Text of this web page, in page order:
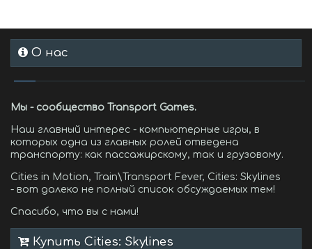
О нас
Мы - сообщество Transport Games.
Наш главный интерес - компьютерные игры, в
которых одна из главных ролей отведена
транспорту: как пассажирскому, так и грузовому.
Cities in Motion, Train\Transport Fever, Cities: Skylines
- вот далеко не полный список обсуждаемых тем!
Спасибо, что вы с нами!
Купить Cities: Skylines